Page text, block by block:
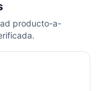
producto-a-